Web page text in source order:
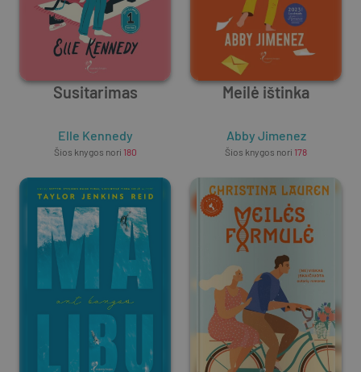
Susitarimas
Elle Kennedy
Šios knygos nori 180
Meilė ištinka
Abby Jimenez
Šios knygos nori 178